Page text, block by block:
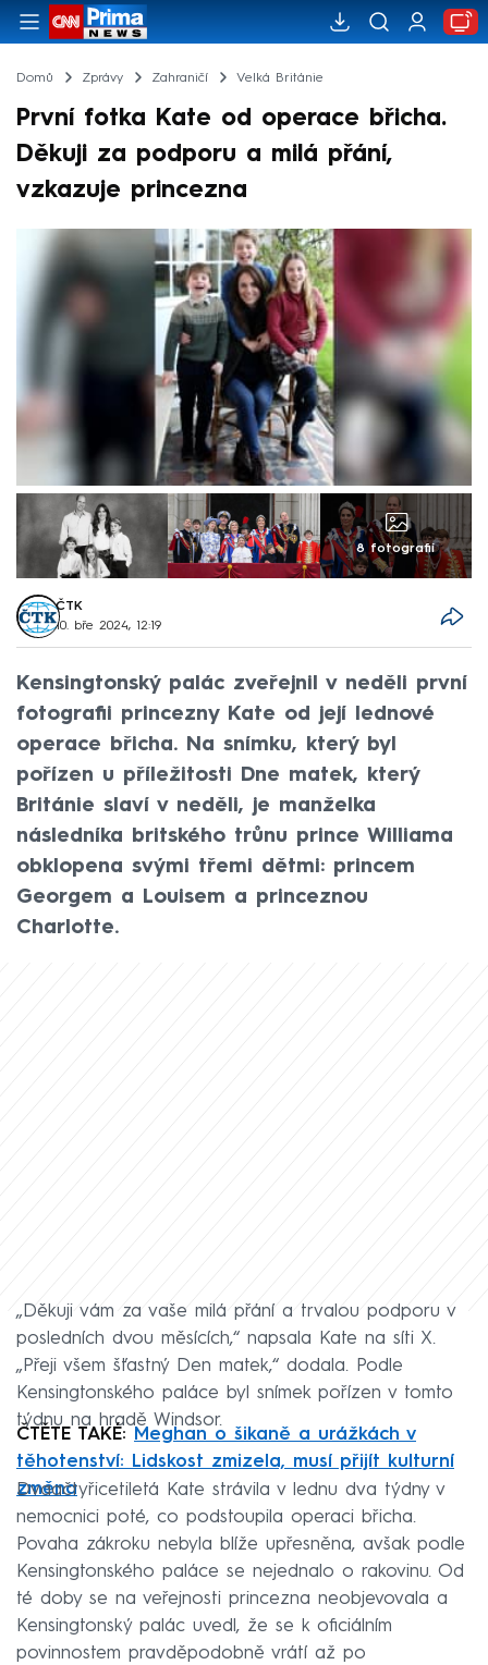
Domů Zprávy Zahraničí Velká Británie
První fotka Kate od operace břicha.
Děkuji za podporu a milá přání,
vzkazuje princezna
8 fotografií
ČTK
10. bře 2024, 12:19
Kensingtonský palác zveřejnil v neděli první
fotografii princezny Kate od její lednové
operace břicha. Na snímku, který byl
pořízen u příležitosti Dne matek, který
Británie slaví v neděli, je manželka
následníka britského trůnu prince Williama
obklopena svými třemi dětmi: princem
Georgem a Louisem a princeznou
Charlotte.
„Děkuji vám za vaše milá přání a trvalou podporu v
posledních dvou měsících,“ napsala Kate na síti X.
„Přeji všem šťastný Den matek,“ dodala. Podle
Kensingtonského paláce byl snímek pořízen v tomto
týdnu na hradě Windsor.
ČTĚTE TAKÉ: Meghan o šikaně a urážkách v
těhotenství: Lidskost zmizela, musí přijít kulturní
změna
Dvaačtyřicetiletá Kate strávila v lednu dva týdny v
nemocnici poté, co podstoupila operaci břicha.
Povaha zákroku nebyla blíže upřesněna, avšak podle
Kensingtonského paláce se nejednalo o rakovinu. Od
té doby se na veřejnosti princezna neobjevovala a
Kensingtonský palác uvedl, že se k oficiálním
povinnostem pravděpodobně vrátí až po